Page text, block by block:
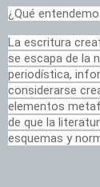
¿Qué
La escritura
se escapa de la
periodística,
considerarse
elementos
de que la
esquemas y